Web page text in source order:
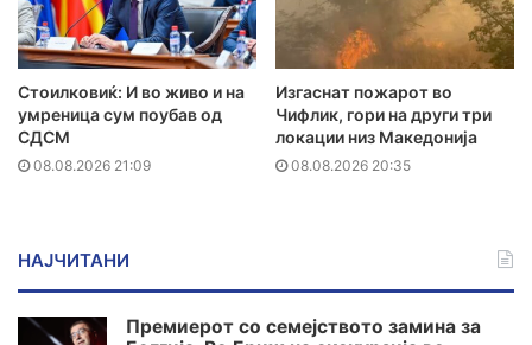
Стоилковиќ: И во живо и на
умреница сум поубав од
СДСМ
08.08.2026 21:09
Изгаснат пожарот во
Чифлик, гори на други три
локации низ Македонија
08.08.2026 20:35
НАЈЧИТАНИ
Премиерот со семејството замина за